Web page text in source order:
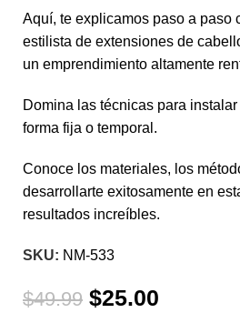
Aquí, te explicamos paso a paso
estilista de extensiones de
un emprendimiento altamente
Domina las técnicas para
forma fija o temporal.
Conoce los materiales, los
desarrollarte exitosamente en
resultados increíbles.
SKU: NM-533
$49.99 $25.00